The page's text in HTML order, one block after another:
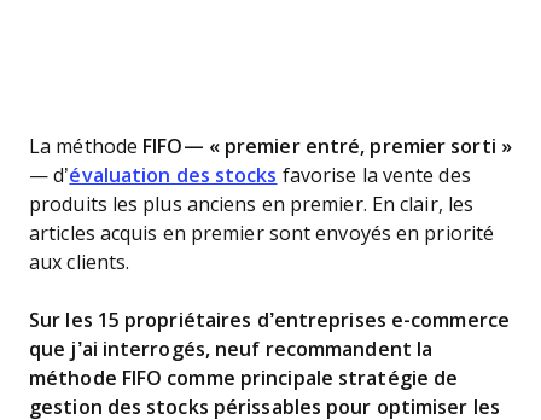
La méthode FIFO— « premier entré, premier sorti »
— d’évaluation des stocks favorise la vente des
produits les plus anciens en premier. En clair, les
articles acquis en premier sont envoyés en priorité
aux clients.
Sur les 15 propriétaires d’entreprises e-commerce
que j’ai interrogés, neuf recommandent la
méthode FIFO comme principale stratégie de
gestion des stocks périssables pour optimiser les